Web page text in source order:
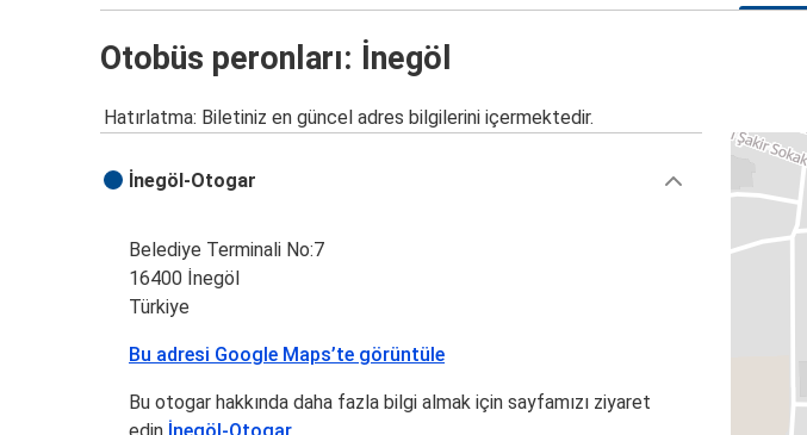
Otobüs peronları: İnegöl
Hatırlatma: Biletiniz en güncel adres bilgilerini içermektedir.
İnegöl-Otogar
Belediye Terminali No:7
16400 İnegöl
Türkiye
Bu adresi Google Maps’te görüntüle
Bu otogar hakkında daha fazla bilgi almak için sayfamızı ziyaret